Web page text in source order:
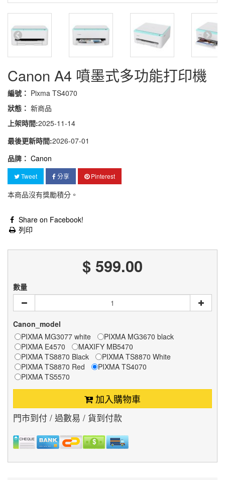
Canon A4 噴墨式多功能打印機
編號： Pixma TS4070
狀態： 新商品
上架時間:2025-11-14
最後更新時間:2026-07-01
品牌： Canon
Tweet 分享 Pinterest
本商品沒有獎勵積分。
Share on Facebook!
列印
$ 599.00
數量
Canon_model
PIXMA MG3077 white
PIXMA MG3670 black
PIXMA E4570
MAXIFY MB5470
PIXMA TS8870 Black
PIXMA TS8870 White
PIXMA TS8870 Red
PIXMA TS4070
PIXMA TS5570
加入購物車
門市到付 / 過數易 / 貨到付款